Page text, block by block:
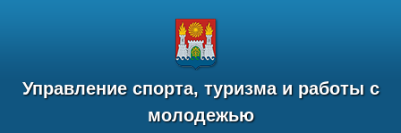
Управление спорта, туризма и работы с
молодежью